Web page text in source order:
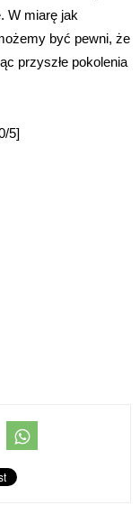
W miarę jak
być pewni, że
przyszłe pokolenia
5]